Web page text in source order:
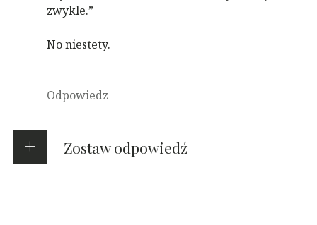
zwykle.”
No niestety.
Odpowiedz
Zostaw odpowiedź